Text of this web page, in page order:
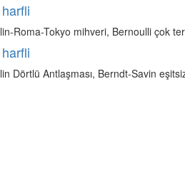
Roma-Tokyo mihveri, Bernoulli çok
Dörtlü Antlaşması, Berndt-Savin